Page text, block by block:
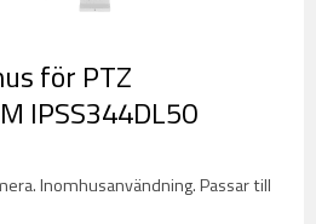
för PTZ
IPSS344DL50
Inomhusanvändning. Passar till